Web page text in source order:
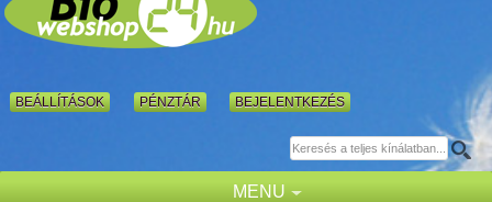
BEÁLLÍTÁSOK PÉNZTÁR BEJELENTKEZÉS
MENU